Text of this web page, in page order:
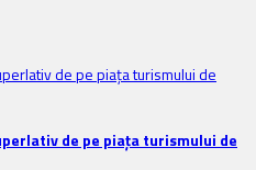
de pe piața turismului de